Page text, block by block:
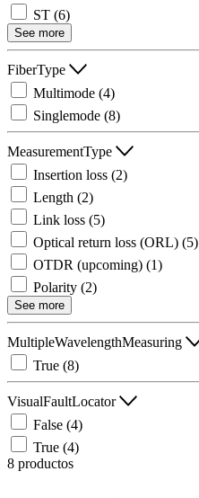
ST (6)
See more
FiberType
Multimode (4)
Singlemode (8)
MeasurementType
Insertion loss (2)
Length (2)
Link loss (5)
Optical return loss (ORL) (5)
OTDR (upcoming) (1)
Polarity (2)
See more
MultipleWavelengthMeasuring
True (8)
VisualFaultLocator
False (4)
True (4)
8 productos